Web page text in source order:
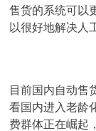
售货的系统可以
以很好地解决人
目前国内自动售
看国内进入老龄
费群体正在崛起